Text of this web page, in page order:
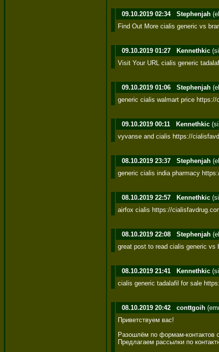
09.10.2019 02:34 Stephenjah
Find Out More cialis generic vs
09.10.2019 01:27 Kennethkic
Visit Your URL cialis generic
09.10.2019 01:06 Stephenjah
generic cialis walmart price
09.10.2019 00:11 Kennethkic
vyvanse and cialis https://
08.10.2019 23:37 Stephenjah
generic cialis india pharmacy
08.10.2019 22:57 Kennethkic
airfox cialis https://
08.10.2019 22:08 Stephenjah
great post to read cialis generic vs
08.10.2019 21:41 Kennethkic
cialis generic tadalafil for sale
08.10.2019 20:42 conttgoih
Приветствуем вас!
Разошлём по формам-
Предлагаем рассылки по